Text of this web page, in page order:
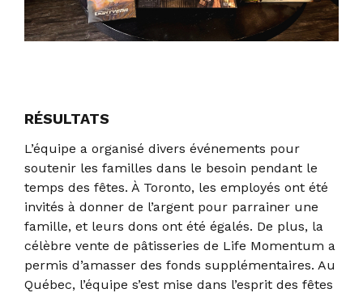
RÉSULTATS
L’équipe a organisé divers événements pour
soutenir les familles dans le besoin pendant le
temps des fêtes. À Toronto, les employés ont été
invités à donner de l’argent pour parrainer une
famille, et leurs dons ont été égalés. De plus, la
célèbre vente de pâtisseries de Life Momentum a
permis d’amasser des fonds supplémentaires. Au
Québec, l’équipe s’est mise dans l’esprit des fêtes